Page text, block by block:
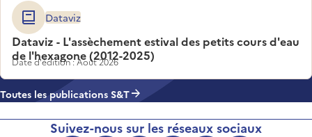
Dataviz
Dataviz - L'assèchement estival des petits cours d'eau
de l'hexagone (2012-2025)
Date d'édition : Août 2026
Toutes les publications S&T
Suivez-nous sur les réseaux sociaux